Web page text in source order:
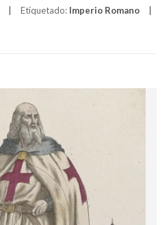
Etiquetado: Imperio Romano